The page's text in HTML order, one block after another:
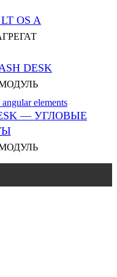
OS A
DESK
— УГЛОВЫЕ